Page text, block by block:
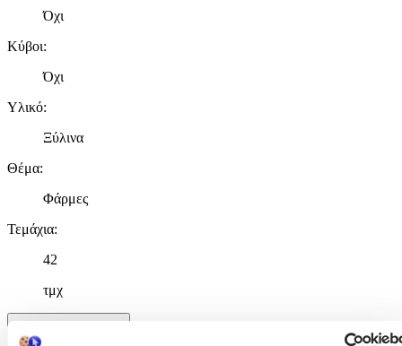
Όχι
Κύβοι:
Όχι
Υλικό:
Ξύλινα
Θέμα:
Φάρμες
Τεμάχια:
42
τμχ
Χαρακτηριστικά